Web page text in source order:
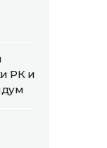
РК и